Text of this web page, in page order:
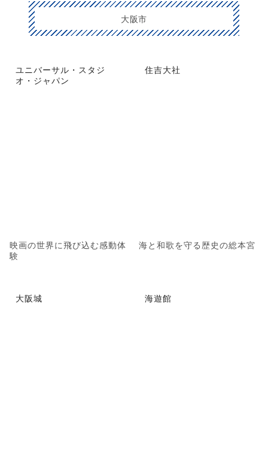
大阪市
ユニバーサル・スタジ
オ・ジャパン
映画の世界に飛び込む感動体
験
住吉大社
海と和歌を守る歴史の総本宮
大阪城 海遊館